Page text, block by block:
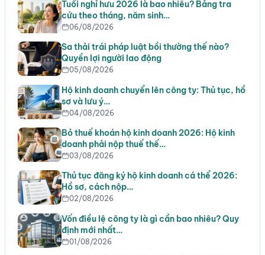
Tuổi nghỉ hưu 2026 là bao nhiêu? Bảng tra
cứu theo tháng, năm sinh…
06/08/2026
Sa thải trái pháp luật bồi thường thế nào?
Quyền lợi người lao động
05/08/2026
Hộ kinh doanh chuyển lên công ty: Thủ tục, hồ
sơ và lưu ý…
04/08/2026
Bỏ thuế khoán hộ kinh doanh 2026: Hộ kinh
doanh phải nộp thuế thế…
03/08/2026
Thủ tục đăng ký hộ kinh doanh cá thể 2026:
Hồ sơ, cách nộp…
02/08/2026
Vốn điều lệ công ty là gì cần bao nhiêu? Quy
định mới nhất…
01/08/2026